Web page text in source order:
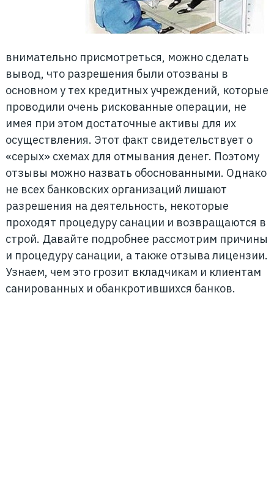
внимательно присмотреться, можно сделать
вывод, что разрешения были отозваны в
основном у тех кредитных учреждений, которые
проводили очень рискованные операции, не
имея при этом достаточные активы для их
осуществления. Этот факт свидетельствует о
«серых» схемах для отмывания денег. Поэтому
отзывы можно назвать обоснованными. Однако
не всех банковских организаций лишают
разрешения на деятельность, некоторые
проходят процедуру санации и возвращаются в
строй. Давайте подробнее рассмотрим причины
и процедуру санации, а также отзыва лицензии.
Узнаем, чем это грозит вкладчикам и клиентам
санированных и обанкротившихся банков.